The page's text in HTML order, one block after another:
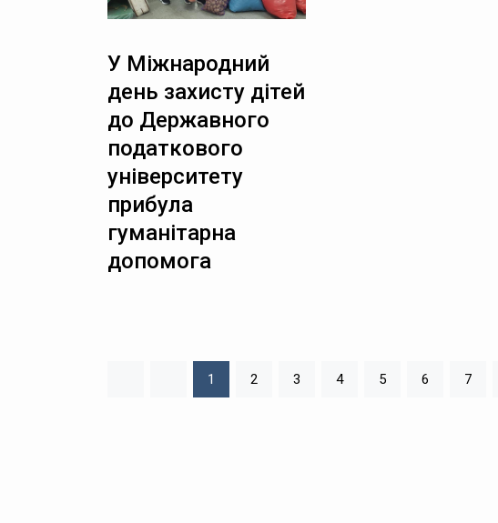
У Міжнародний
день захисту дітей
до Державного
податкового
університету
прибула
гуманітарна
допомога
1 2 3 4 5 6 7